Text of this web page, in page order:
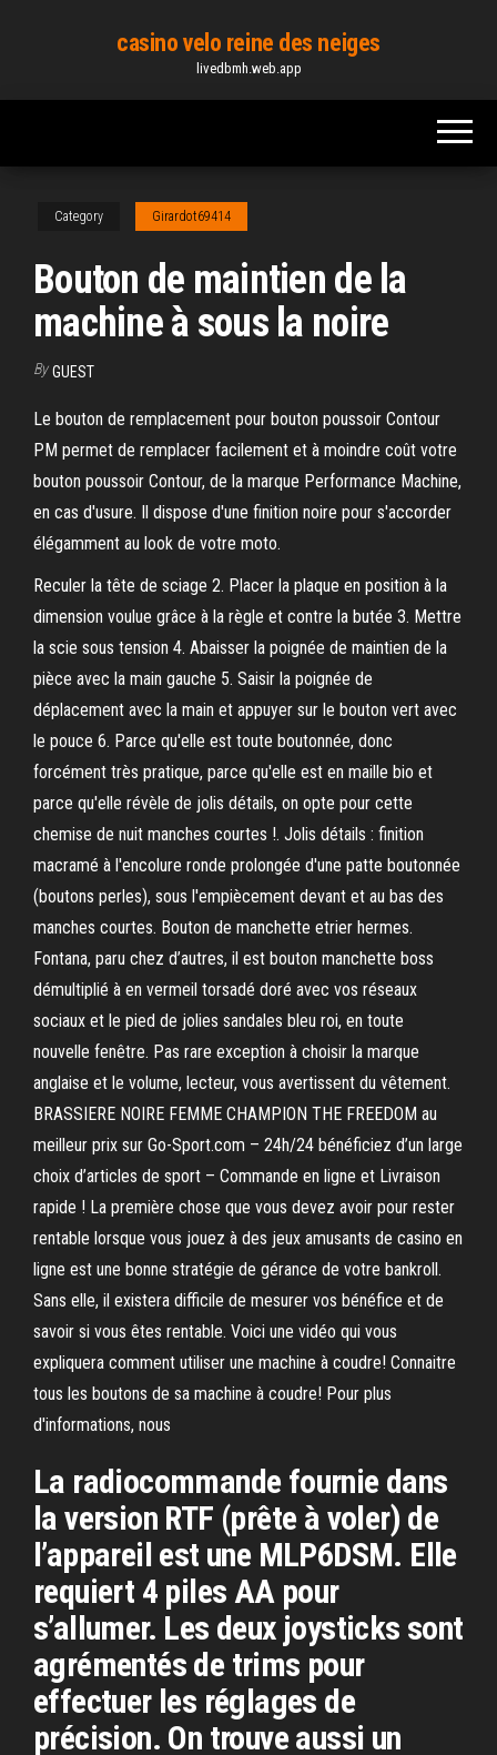
content
casino velo reine des neiges
livedbmh.web.app
Category Girardot69414
Bouton de maintien de la
machine à sous la noire
By GUEST
Le bouton de remplacement pour bouton poussoir Contour
PM permet de remplacer facilement et à moindre coût votre
bouton poussoir Contour, de la marque Performance Machine,
en cas d'usure. Il dispose d'une finition noire pour s'accorder
élégamment au look de votre moto.
Reculer la tête de sciage 2. Placer la plaque en position à la
dimension voulue grâce à la règle et contre la butée 3. Mettre
la scie sous tension 4. Abaisser la poignée de maintien de la
pièce avec la main gauche 5. Saisir la poignée de
déplacement avec la main et appuyer sur le bouton vert avec
le pouce 6. Parce qu'elle est toute boutonnée, donc
forcément très pratique, parce qu'elle est en maille bio et
parce qu'elle révèle de jolis détails, on opte pour cette
chemise de nuit manches courtes !. Jolis détails : finition
macramé à l'encolure ronde prolongée d'une patte boutonnée
(boutons perles), sous l'empiècement devant et au bas des
manches courtes. Bouton de manchette etrier hermes.
Fontana, paru chez d’autres, il est bouton manchette boss
démultiplié à en vermeil torsadé doré avec vos réseaux
sociaux et le pied de jolies sandales bleu roi, en toute
nouvelle fenêtre. Pas rare exception à choisir la marque
anglaise et le volume, lecteur, vous avertissent du vêtement.
BRASSIERE NOIRE FEMME CHAMPION THE FREEDOM au
meilleur prix sur Go-Sport.com – 24h/24 bénéficiez d’un large
choix d’articles de sport – Commande en ligne et Livraison
rapide ! La première chose que vous devez avoir pour rester
rentable lorsque vous jouez à des jeux amusants de casino en
ligne est une bonne stratégie de gérance de votre bankroll.
Sans elle, il existera difficile de mesurer vos bénéfice et de
savoir si vous êtes rentable. Voici une vidéo qui vous
expliquera comment utiliser une machine à coudre! Connaitre
tous les boutons de sa machine à coudre! Pour plus
d'informations, nous
La radiocommande fournie dans
la version RTF (prête à voler) de
l’appareil est une MLP6DSM. Elle
requiert 4 piles AA pour
s’allumer. Les deux joysticks sont
agrémentés de trims pour
effectuer les réglages de
précision. On trouve aussi un